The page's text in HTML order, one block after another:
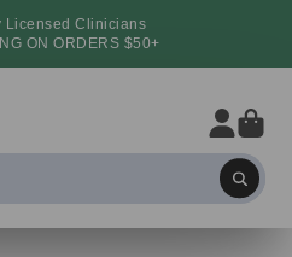
Licensed Clinicians
ON ORDERS $50+